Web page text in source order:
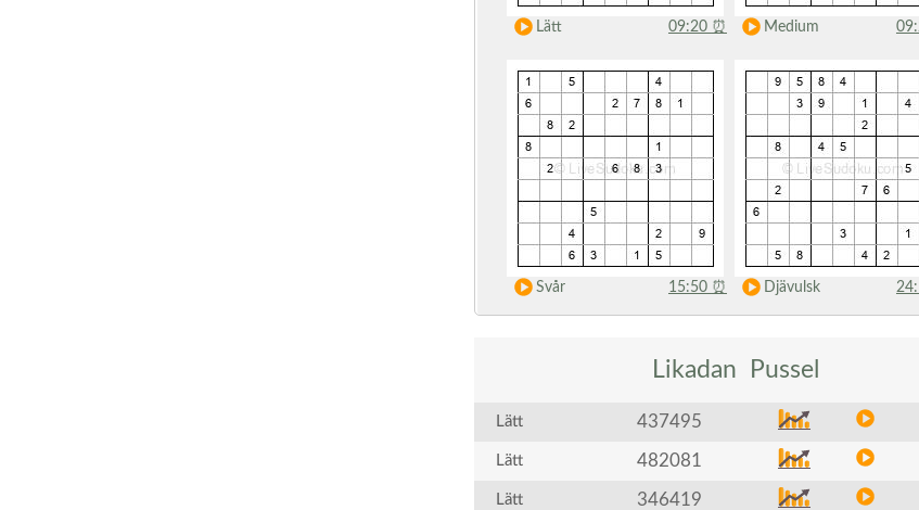
Lätt 09:20 ⏰ Medium
Svår 15:50 ⏰ Djävulsk
Likadan Pussel
Lätt 437495
Lätt 482081
Lätt 346419